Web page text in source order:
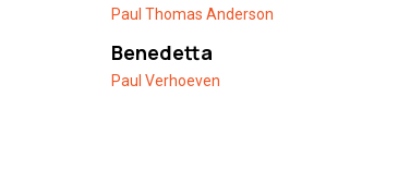
Paul Thomas Anderson
Benedetta
Paul Verhoeven